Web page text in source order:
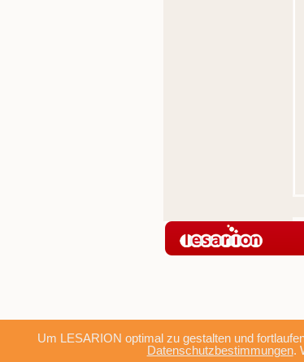
Um LESARION optimal zu gestalten und
Datenschutzbestimmungen.